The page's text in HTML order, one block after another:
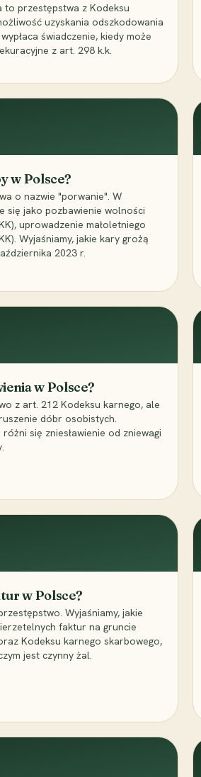
to przestępstwa z Kodeksu
uzyskania odszkodowania
świadczenie, kiedy może
z art. 298 k.k.
w Polsce?
o nazwie "porwanie". W
się jako pozbawienie wolności
uprowadzenie małoletniego
Wyjaśniamy, jakie kary grożą
2023 r.
w Polsce?
z art. 212 Kodeksu karnego, ale
dóbr osobistych.
się zniesławienie od zniewagi
w Polsce?
Wyjaśniamy, jakie
faktur na gruncie
Kodeksu karnego skarbowego,
jest czynny żal.